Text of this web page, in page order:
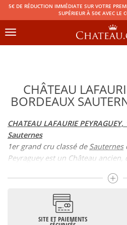
5€ DE RÉDUCTION IMMÉDIATE SUR VOTRE
SUPÉRIEUR À 50€ AVEC LE
Toggle
CHÂTEAU
BORDEAUX
CHATEAU LAFAURIE
Sauternes
1er grand cru classé de Sauternes
Peyraguey est un Château
Si la naissance de ce Château
hectares, remonte au Moyen-Âge,
Lafaurie Peyraguey prit le nom de
l’époque, la famille Lafaurie. A
SITE ET PAIEMENTS